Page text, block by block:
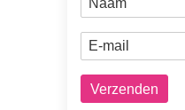
E-mail